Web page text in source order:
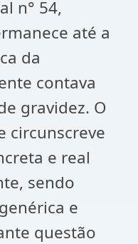
n° 54,
até a
da
contava
gravidez. O
circunscreve
e real
sendo
e
questão